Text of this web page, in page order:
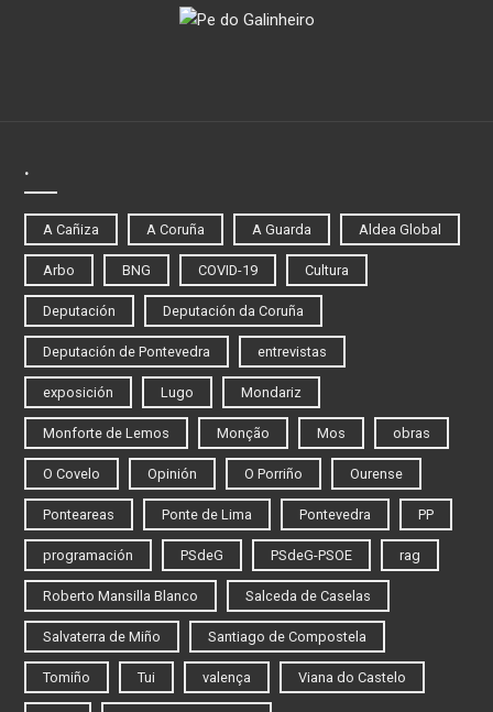
.
A Cañiza A Coruña A Guarda Aldea Global
Arbo BNG COVID-19 Cultura
Deputación Deputación da Coruña
Deputación de Pontevedra entrevistas
exposición Lugo Mondariz
Monforte de Lemos Monção Mos obras
O Covelo Opinión O Porriño Ourense
Ponteareas Ponte de Lima Pontevedra PP
programación PSdeG PSdeG-PSOE rag
Roberto Mansilla Blanco Salceda de Caselas
Salvaterra de Miño Santiago de Compostela
Tomiño Tui valença Viana do Castelo